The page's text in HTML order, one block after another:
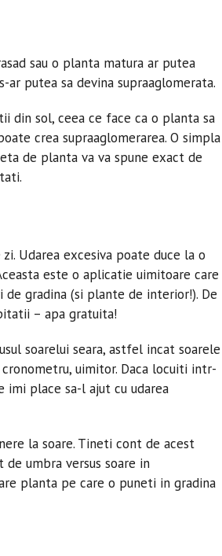
sau o planta matura ar putea
ar putea sa devina supraaglomerata.
din sol, ceea ce face ca o planta sa
crea supraaglomerarea. O simpla
de planta va va spune exact de
Udarea excesiva poate duce la o
este o aplicatie uimitoare care
gradina (si plante de interior!). De
– apa gratuita!
soarelui seara, astfel incat soarele
uimitor. Daca locuiti intr-
imi place sa-l ajut cu udarea
la soare. Tineti cont de acest
umbra versus soare in
planta pe care o puneti in gradina